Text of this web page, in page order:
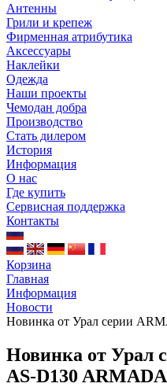
Антенны
Грили и крепеж
Фирменная атрибутика
Аксессуары
Наклейки
Одежда
Наши проекты
Чемодан добра
Производство
Стать дилером
История
Информация
О нас
Где купить
Сервисная поддержка
Контакты
Корзина
Главная
Информация
Новости
Новинка от Урал серии
Новинка от Урал
AS-D130 ARMADA